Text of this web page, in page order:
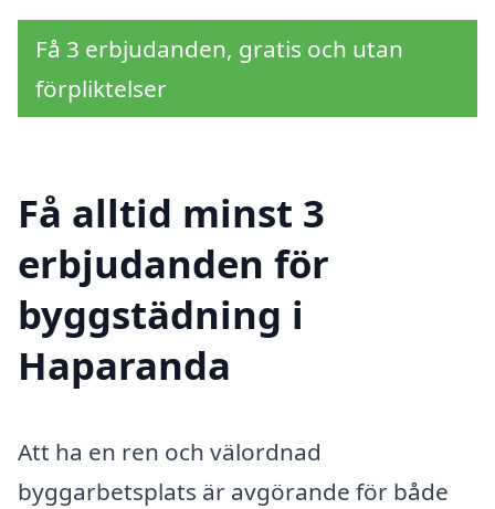
Få 3 erbjudanden, gratis och utan
förpliktelser
Få alltid minst 3
erbjudanden för
byggstädning i
Haparanda
Att ha en ren och välordnad
byggarbetsplats är avgörande för både